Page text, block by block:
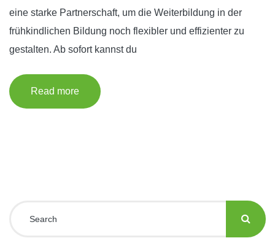
eine starke Partnerschaft, um die Weiterbildung in der
frühkindlichen Bildung noch flexibler und effizienter zu
gestalten. Ab sofort kannst du
Read more